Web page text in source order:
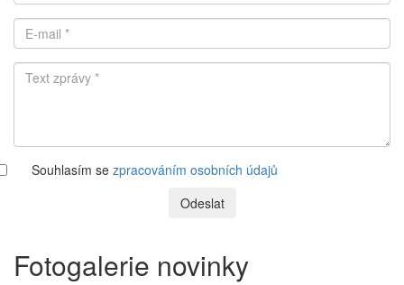
Souhlasím se zpracováním osobních údajů
Odeslat
Fotogalerie novinky